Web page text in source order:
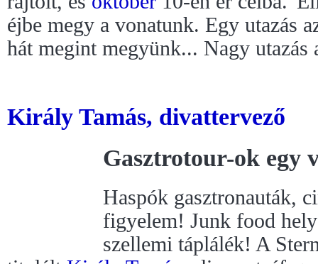
éjbe megy a vonatunk. Egy utazás
hát megint megyünk... Nagy utazás
Király Tamás, divattervező
Gasztrotour-ok egy
Haspók gasztronauták,
figyelem! Junk food
szellemi táplálék! A